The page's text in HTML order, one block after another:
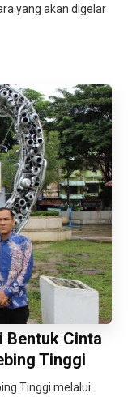
yang akan digelar
Bentuk Cinta
Tinggi
Tinggi melalui